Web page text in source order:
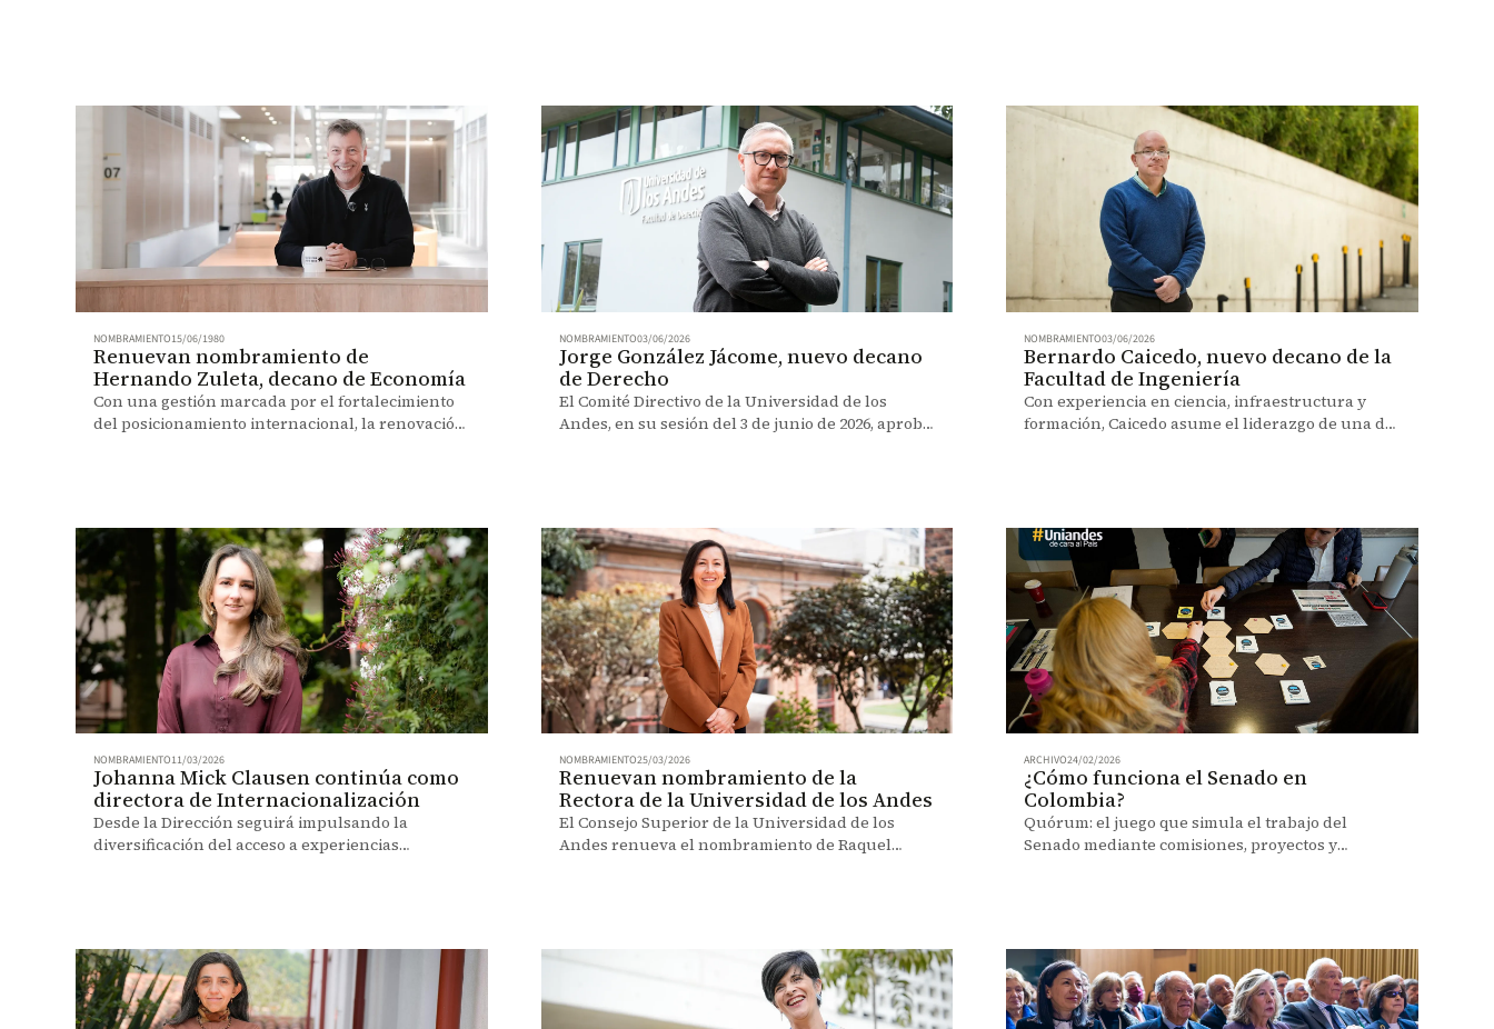
NOMBRAMIENTO15/06/1980
Renuevan nombramiento de
Hernando Zuleta, decano de Economía
Con una gestión marcada por el fortalecimiento
del posicionamiento internacional, la renovación
NOMBRAMIENTO03/06/2026
Jorge González Jácome, nuevo decano
de Derecho
El Comité Directivo de la Universidad de los
Andes, en su sesión del 3 de junio de 2026, aprobó
NOMBRAMIENTO03/06/2026
Bernardo Caicedo, nuevo decano de la
Facultad de Ingeniería
Con experiencia en ciencia, infraestructura y
formación, Caicedo asume el liderazgo de una de
NOMBRAMIENTO11/03/2026
Johanna Mick Clausen continúa como
directora de Internacionalización
Desde la Dirección seguirá impulsando la
diversificación del acceso a experiencias
diplomacia científica y en la toma de decisiones
frente a desafíos globales.
NOMBRAMIENTO25/03/2026
Renuevan nombramiento de la
Rectora de la Universidad de los Andes
El Consejo Superior de la Universidad de los
Andes renueva el nombramiento de Raquel
ARCHIVO24/02/2026
¿Cómo funciona el Senado en
Colombia?
Quórum: el juego que simula el trabajo del
Senado mediante comisiones, proyectos y